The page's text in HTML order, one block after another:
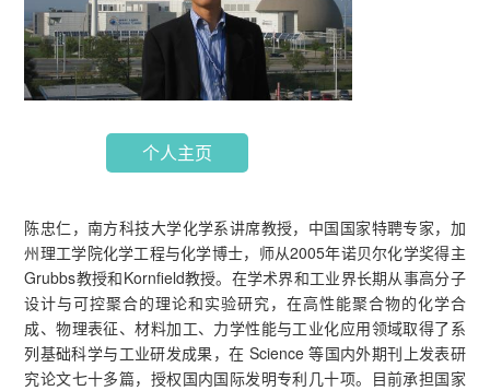
个人主页
陈忠仁，南方科技大学化学系讲席教授，中国国家特聘专家，加
州理工学院化学工程与化学博士，师从2005年诺贝尔化学奖得主
Grubbs教授和Kornfield教授。在学术界和工业界长期从事高分子
设计与可控聚合的理论和实验研究，在高性能聚合物的化学合
成、物理表征、材料加工、力学性能与工业化应用领域取得了系
列基础科学与工业研发成果，在 Science 等国内外期刊上发表研
究论文七十多篇，授权国内国际发明专利几十项。目前承担国家